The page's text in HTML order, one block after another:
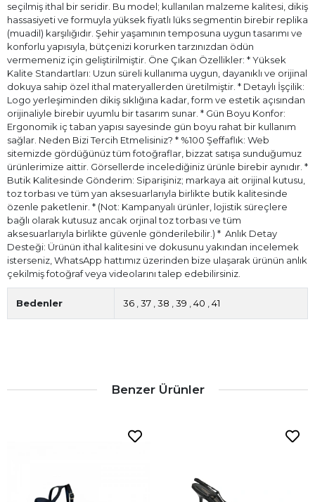
seçilmiş ithal bir seridir. Bu model; kullanılan malzeme kalitesi, dikiş
hassasiyeti ve formuyla yüksek fiyatlı lüks segmentin birebir replika
(muadil) karşılığıdır. Şehir yaşamının temposuna uygun tasarımı ve
konforlu yapısıyla, bütçenizi korurken tarzınızdan ödün
vermemeniz için geliştirilmiştir. Öne Çıkan Özellikler: * Yüksek
Kalite Standartları: Uzun süreli kullanıma uygun, dayanıklı ve orijinal
dokuya sahip özel ithal materyallerden üretilmiştir. * Detaylı İşçilik:
Logo yerleşiminden dikiş sıklığına kadar, form ve estetik açısından
orijinaliyle birebir uyumlu bir tasarım sunar. * Gün Boyu Konfor:
Ergonomik iç taban yapısı sayesinde gün boyu rahat bir kullanım
sağlar. Neden Bizi Tercih Etmelisiniz? * %100 Şeffaflık: Web
sitemizde gördüğünüz tüm fotoğraflar, bizzat satışa sunduğumuz
ürünlerimize aittir. Görsellerde incelediğiniz ürünle birebir aynıdır. *
Butik Kalitesinde Gönderim: Siparişiniz; markaya ait orijinal kutusu,
toz torbası ve tüm yan aksesuarlarıyla birlikte butik kalitesinde
özenle paketlenir. * (Not: Kampanyalı ürünler, lojistik süreçlere
bağlı olarak kutusuz ancak orjinal toz torbası ve tüm
aksesuarlarıyla birlikte güvenle gönderilebilir.) * ⁠ Anlık Detay
Desteği: Ürünün ithal kalitesini ve dokusunu yakından incelemek
isterseniz, WhatsApp hattımız üzerinden bize ulaşarak ürünün anlık
çekilmiş fotoğraf veya videolarını talep edebilirsiniz.
Bedenler 36 37 38 39 40 41
Benzer Ürünler